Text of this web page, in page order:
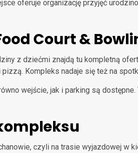
oferuje organizację przyjęć
Court &
z dziećmi znajdą tu kompletną
Kompleks nadaje się też na
wejście, jak i parking są
czyli na trasie wyjazdowej w